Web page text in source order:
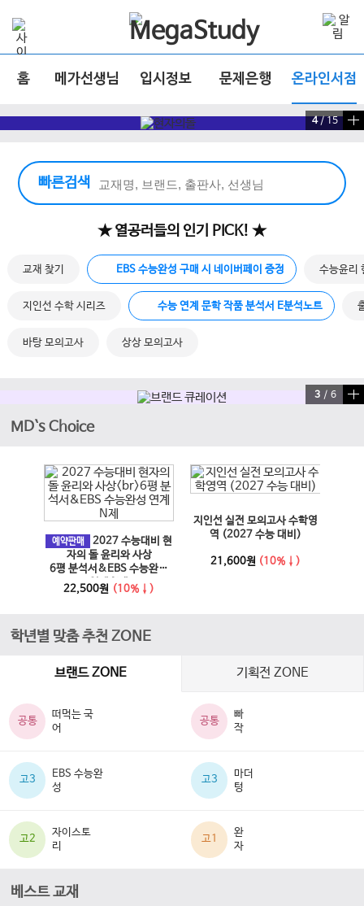
홈 메가선생님 입시정보 문제은행 온라인서점
4/ 15
빠른검색
빠른 검색 실행
★ 열공러들의 인기 PICK! ★
교재 찾기 EBS 수능완성 구매 시 네이버페이 증정 수능윤리
지인선 수학 시리즈 수능 연계 문학 작품 분석서 E분석노트
바탕 모의고사 상상 모의고사
3/ 6
MD`s Choice
예약판매
2027 수능대비 현
자의 돌 윤리와 사상
6평 분석서&EBS 수능완성
연계 N제
22,500원 (10%↓)
지인선 실전 모의고사 수학영
역 (2027 수능 대비)
21,600원 (10%↓)
이전 슬라이드 다음 슬라이드
학년별 맞춤 추천 ZONE
브랜드 ZONE 기획전 ZONE
공통
떠먹는 국
어
공통
빠
작
고3
EBS 수능완
성
고3
마더
텅
고2
자이스토
리
고1
완
자
베스트 교재